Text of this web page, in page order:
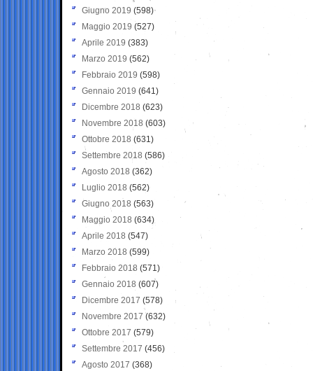
Giugno 2019 (598)
Maggio 2019 (527)
Aprile 2019 (383)
Marzo 2019 (562)
Febbraio 2019 (598)
Gennaio 2019 (641)
Dicembre 2018 (623)
Novembre 2018 (603)
Ottobre 2018 (631)
Settembre 2018 (586)
Agosto 2018 (362)
Luglio 2018 (562)
Giugno 2018 (563)
Maggio 2018 (634)
Aprile 2018 (547)
Marzo 2018 (599)
Febbraio 2018 (571)
Gennaio 2018 (607)
Dicembre 2017 (578)
Novembre 2017 (632)
Ottobre 2017 (579)
Settembre 2017 (456)
Agosto 2017 (368)